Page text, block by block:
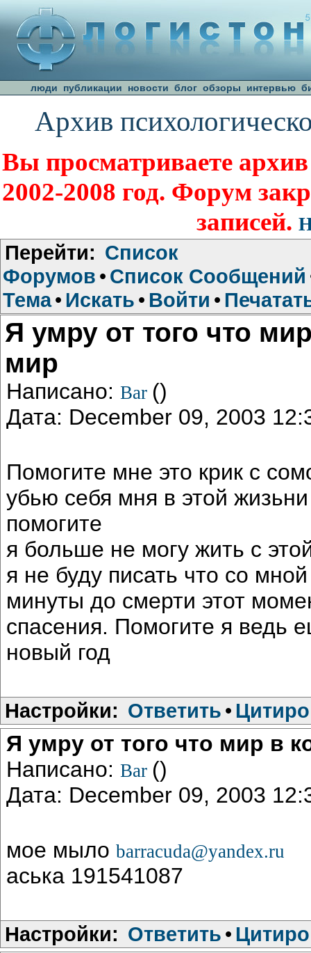
люди публикации новости блог обзоры интервью
Архив
Вы просматриваете
2002-2008 год. Форум
записей.
Перейти: Список
Форумов • Список Сообщений
Тема• Искать • Войти •
Я умру от того что
мир
Написано: Bar ()
Дата: December 09, 2003
Помогите мне это крик с
убью себя мня в этой
помогите
я больше не могу жить с
я не буду писать что со
минуты до смерти этот
спасения. Помогите я ведь
новый год
Настройки: Ответить •
Я умру от того что мир в
Написано: Bar ()
Дата: December 09, 2003
мое мыло barracuda@yandex.ru
аська 191541087
Настройки: Ответить •